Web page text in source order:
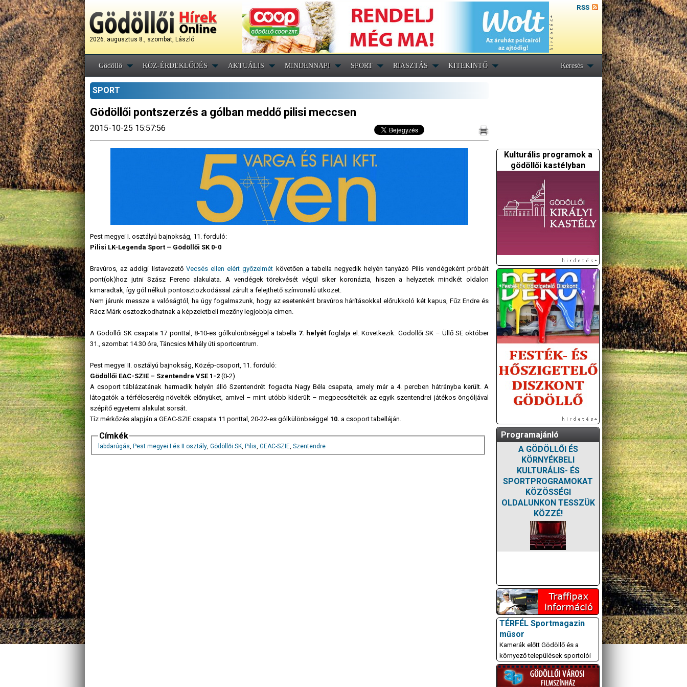
2026. augusztus 8., szombat, László
RSS
Gödöllő KÖZ-ÉRDEKLŐDÉS AKTUÁLIS MINDENNAPI SPORT RIASZTÁS KITEKINTŐ Keresés
SPORT
Gödöllői pontszerzés a gólban meddő pilisi meccsen
2015-10-25 15:57:56
Pest megyei I. osztályú bajnokság, 11. forduló:
Pilisi LK-Legenda Sport – Gödöllői SK 0-0
Bravúros, az addigi listavezető Vecsés ellen elért győzelmét követően a tabella negyedik helyén tanyázó Pilis vendégeként próbált
pont(ok)hoz jutni Szász Ferenc alakulata. A vendégek törekvését végül siker koronázta, hiszen a helyzetek mindkét oldalon
kimaradtak, így gól nélküli pontosztozkodással zárult a felejthető színvonalú ütközet.
Nem járunk messze a valóságtól, ha úgy fogalmazunk, hogy az esetenként bravúros hárításokkal előrukkoló két kapus, Fűz Endre és
Rácz Márk osztozkodhatnak a képzeletbeli mezőny legjobbja címen.
A Gödöllői SK csapata 17 ponttal, 8-10-es gólkülönbséggel a tabella 7. helyét foglalja el. Következik: Gödöllői SK – Üllő SE október
31., szombat 14.30 óra, Táncsics Mihály úti sportcentrum.
Pest megyei II. osztályú bajnokság, Közép-csoport, 11. forduló:
Gödöllői EAC-SZIE – Szentendre VSE 1-2 (0-2)
A csoport táblázatának harmadik helyén álló Szentendrét fogadta Nagy Béla csapata, amely már a 4. percben hátrányba került. A
látogatók a térfélcseréig növelték előnyüket, amivel – mint utóbb kiderült – megpecsételték az egyik szentendrei játékos öngóljával
szépítő egyetemi alakulat sorsát.
Tíz mérkőzés alapján a GEAC-SZIE csapata 11 ponttal, 20-22-es gólkülönbséggel 10. a csoport tabelláján.
Címkék
labdarúgás, Pest megyei I és II osztály, Gödöllői SK, Pilis, GEAC-SZIE, Szentendre
Kulturális programok a
gödöllői kastélyban
Programajánló
A GÖDÖLLŐI ÉS
KÖRNYÉKBELI
KULTURÁLIS- ÉS
SPORTPROGRAMOKAT
KÖZÖSSÉGI
OLDALUNKON TESSZÜK
KÖZZÉ!
TÉRFÉL Sportmagazin
műsor
Kamerák előtt Gödöllő és a
környező települések sportolói